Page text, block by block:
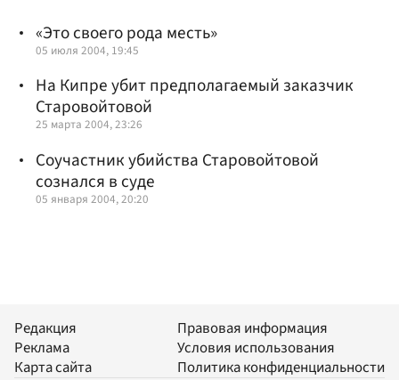
«Это своего рода месть»
05 июля 2004, 19:45
На Кипре убит предполагаемый заказчик
Старовойтовой
25 марта 2004, 23:26
Соучастник убийства Старовойтовой
сознался в суде
05 января 2004, 20:20
Редакция
Реклама
Карта сайта
Правовая информация
Условия использования
Политика конфиденциальности